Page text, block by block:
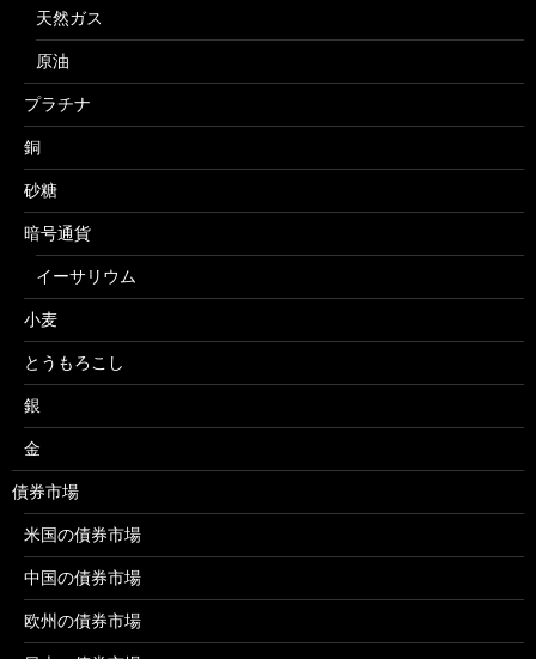
天然ガス
原油
プラチナ
銅
砂糖
暗号通貨
イーサリウム
小麦
とうもろこし
銀
金
債券市場
米国の債券市場
中国の債券市場
欧州の債券市場